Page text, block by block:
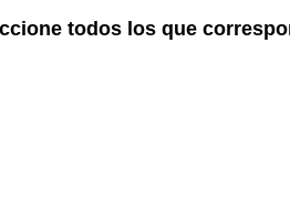
todos los que